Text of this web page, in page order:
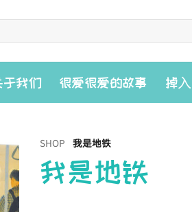
于我们 很爱很爱的故事 掉入
SHOP 我是地铁
我是地铁